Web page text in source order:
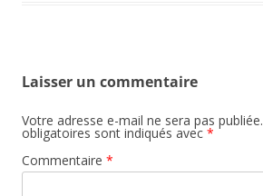
Laisser un commentaire
Votre adresse e-mail ne sera pas publiée.
obligatoires sont indiqués avec *
Commentaire *